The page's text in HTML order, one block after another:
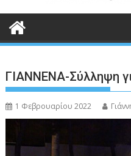
ΓΙΑΝΝΕΝΑ-Σύλληψη
1 Φεβρουαρίου 2022